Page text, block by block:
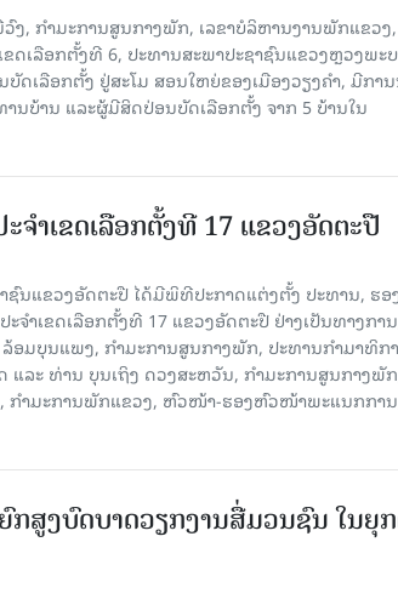
, ກຳມະການສູນກາງພັກ, ເລຂາບໍລິຫານງານພັກແຂວງ,
ດເລືອກຕັ້ງທີ 6, ປະທານສະພາປະຊາຊົນແຂວງຫຼວງພະ
ດເລືອກຕັ້ງ ຢູ່ສະໂມ ສອນໃຫຍ່ຂອງເມືອງວຽງຄໍາ, ມີກາ
ນບ້ານ ແລະຜູ້ມີສິດປ່ອນບັດເລືອກຕັ້ງ ຈາກ 5 ບ້ານໃນ
ຳເຂດເລືອກຕັ້ງທີ 17 ແຂວງອັດຕະປື
ນແຂວງອັດຕະປື ໄດ້ມີພິທີປະກາດແຕ່ງຕັ້ງ ປະທານ, ຮອ
ຈຳເຂດເລືອກຕັ້ງທີ 17 ແຂວງອັດຕະປື ຢ່າງເປັນທາງກາ
ອມບຸນແພງ, ກໍາມະການສູນກາງພັກ, ປະທານກໍາມາທິກ
ແລະ ທ່ານ ບຸນເຖິງ ດວງສະຫວັນ, ກຳມະການສູນກາງພັ
, ກຳມະການພັກແຂວງ, ຫົວໜ້າ-ຮອງຫົວໜ້າພະແນກກາ
ກສູງບົດບາດວຽກງານສື່ມວນຊົນ ໃນຍຸ